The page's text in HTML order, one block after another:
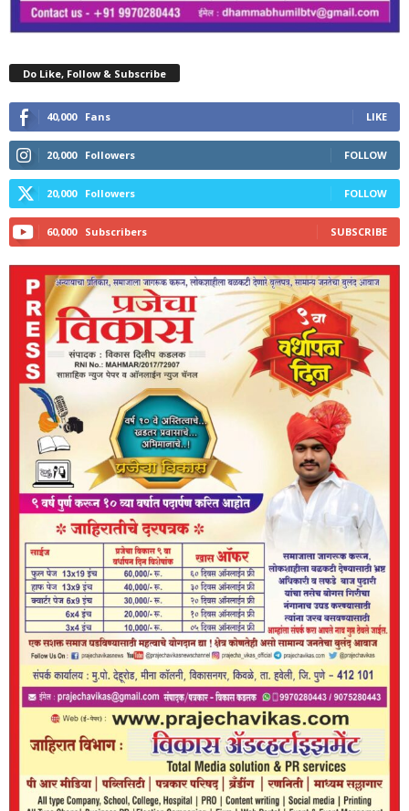
Do Like, Follow & Subscribe
40,000 Fans LIKE
20,000 Followers FOLLOW
20,000 Followers FOLLOW
60,000 Subscribers SUBSCRIBE